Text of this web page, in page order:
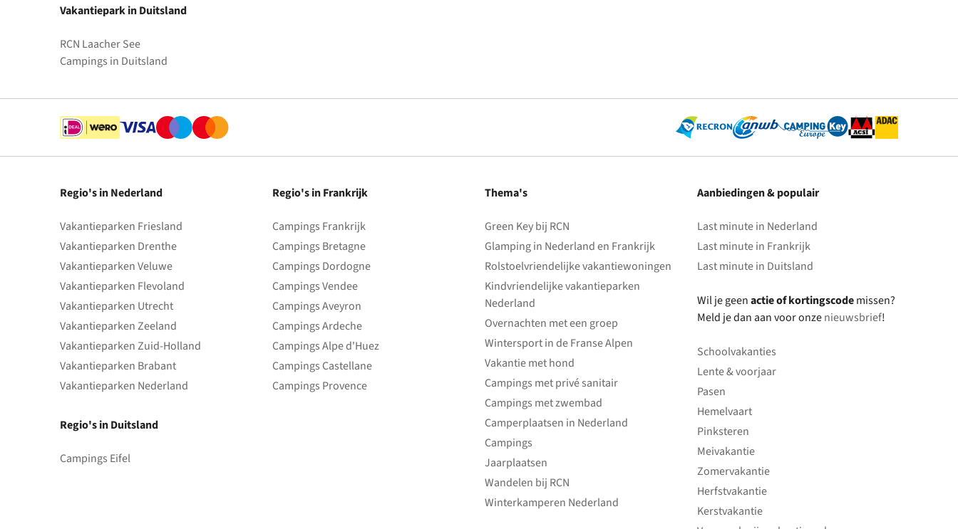
Vakantiepark in Duitsland
RCN Laacher See
Campings in Duitsland
Regio's in Nederland
Vakantieparken Friesland
Vakantieparken Drenthe
Vakantieparken Veluwe
Vakantieparken Flevoland
Vakantieparken Utrecht
Vakantieparken Zeeland
Vakantieparken Zuid-Holland
Vakantieparken Brabant
Vakantieparken Nederland
Regio's in Duitsland
Campings Eifel
Regio's in Frankrijk
Campings Frankrijk
Campings Bretagne
Campings Dordogne
Campings Vendee
Campings Aveyron
Campings Ardeche
Campings Alpe d'Huez
Campings Castellane
Campings Provence
Thema's
Green Key bij RCN
Glamping in Nederland en Frankrijk
Rolstoelvriendelijke vakantiewoningen
Kindvriendelijke vakantieparken
Nederland
Overnachten met een groep
Wintersport in de Franse Alpen
Vakantie met hond
Campings met privé sanitair
Campings met zwembad
Camperplaatsen in Nederland
Campings
Jaarplaatsen
Wandelen bij RCN
Winterkamperen Nederland
Aanbiedingen & populair
Last minute in Nederland
Last minute in Frankrijk
Last minute in Duitsland
Wil je geenactie of kortingscodemissen?
Meld je dan aan voor onzenieuwsbrief!
Schoolvakanties
Lente & voorjaar
Pasen
Hemelvaart
Pinksteren
Meivakantie
Zomervakantie
Herfstvakantie
Kerstvakantie